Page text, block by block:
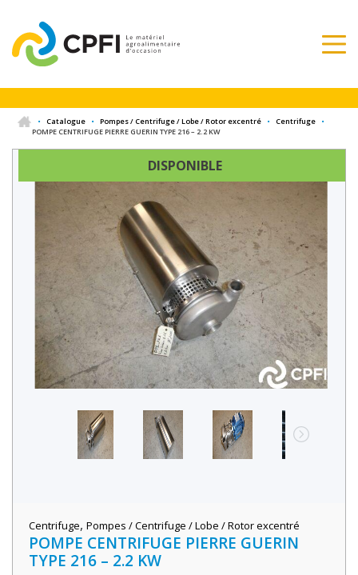
• Catalogue • Pompes / Centrifuge / Lobe / Rotor excentré • Centrifuge
•
POMPE CENTRIFUGE PIERRE GUERIN TYPE 216 – 2.2 KW
DISPONIBLE
Centrifuge, Pompes / Centrifuge / Lobe / Rotor excentré
POMPE CENTRIFUGE PIERRE GUERIN
TYPE 216 – 2.2 KW